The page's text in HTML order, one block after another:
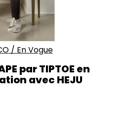
/ En Vogue
par TIPTOE en
avec HEJU